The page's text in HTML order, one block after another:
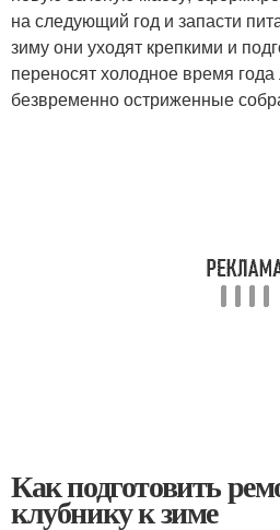
на следующий год и запасти
зиму они уходят крепкими и
переносят холодное время года
безвременно остриженные
Как подготовить
клубнику к зиме